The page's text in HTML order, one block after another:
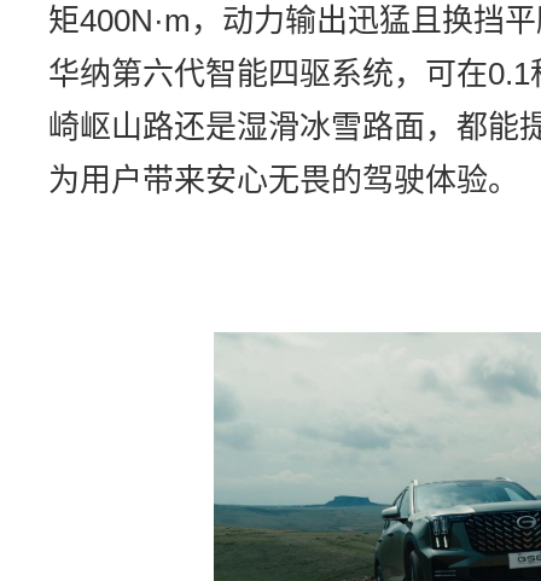
矩400N·m，动力输出迅猛且换挡
华纳第六代智能四驱系统，可在
崎岖山路还是湿滑冰雪路面，都能
为用户带来安心无畏的驾驶体验。